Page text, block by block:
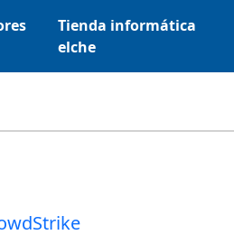
Tienda informática
elche